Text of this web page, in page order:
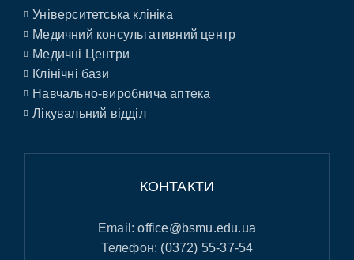
Університетська клініка
Медичний консультативний центр
Медичні Центри
Клінічні бази
Навчально-виробнича аптека
Лікувальний відділ
КОНТАКТИ
Email:office@bsmu.edu.ua
Телефон: (0372) 55-37-54